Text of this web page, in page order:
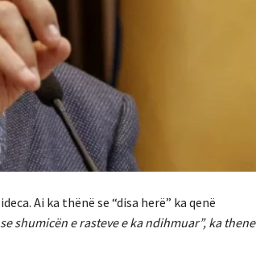
Ai ka thënë se “disa herë” ka qenë
se shumicën e rasteve e ka ndihmuar”, ka thene